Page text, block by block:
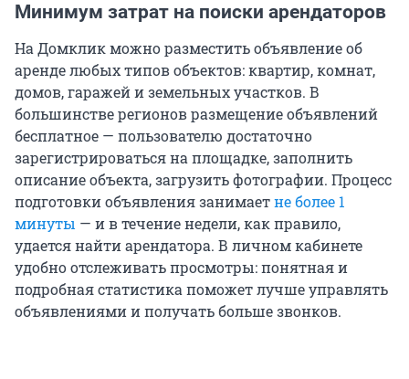
Минимум затрат на поиски арендаторов
На Домклик можно разместить объявление об
аренде любых типов объектов: квартир, комнат,
домов, гаражей и земельных участков. В
большинстве регионов размещение объявлений
бесплатное — пользователю достаточно
зарегистрироваться на площадке, заполнить
описание объекта, загрузить фотографии. Процесс
подготовки объявления занимаетне более 1
минуты — и в течение недели, как правило,
удается найти арендатора. В личном кабинете
удобно отслеживать просмотры: понятная и
подробная статистика поможет лучше управлять
объявлениями и получать больше звонков.